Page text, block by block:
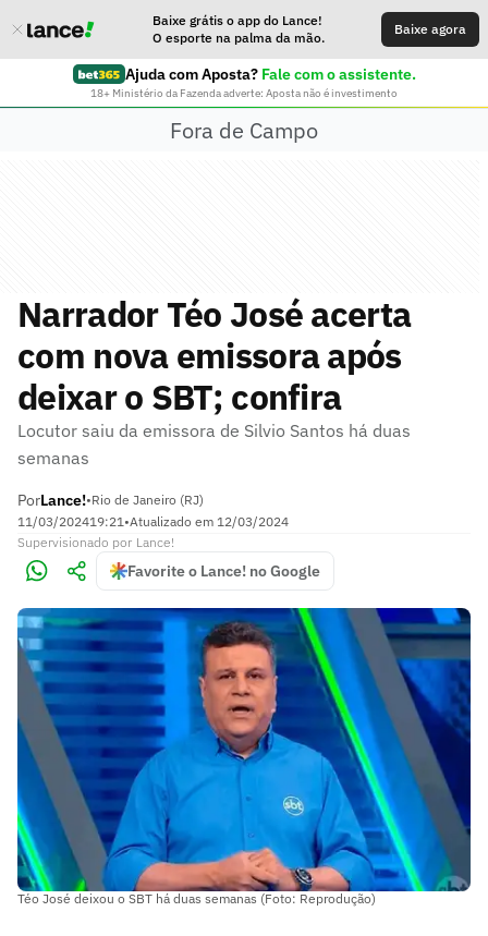
Baixe grátis o app do Lance!
O esporte na palma da mão.
Baixe agora
Ajuda com Aposta? Fale com o assistente.
18+ Ministério da Fazenda adverte: Aposta não é investimento
Fora de Campo
Narrador Téo José acerta
com nova emissora após
deixar o SBT; confira
Locutor saiu da emissora de Silvio Santos há duas
semanas
PorLance!•Rio de Janeiro (RJ)
11/03/202419:21•Atualizado em 12/03/2024
Supervisionado por Lance!
Favorite o Lance! no Google
Téo José deixou o SBT há duas semanas (Foto: Reprodução)